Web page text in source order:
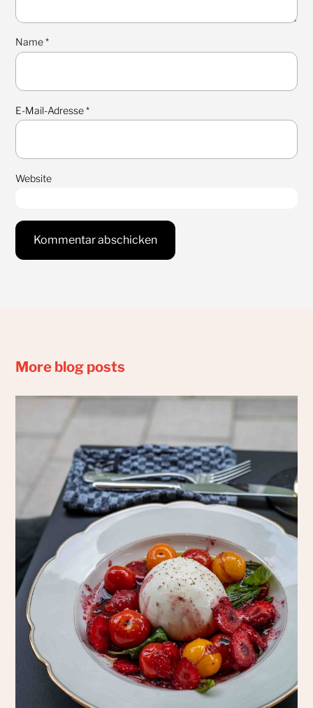
Name*
E-Mail-Adresse*
Website
More blog posts